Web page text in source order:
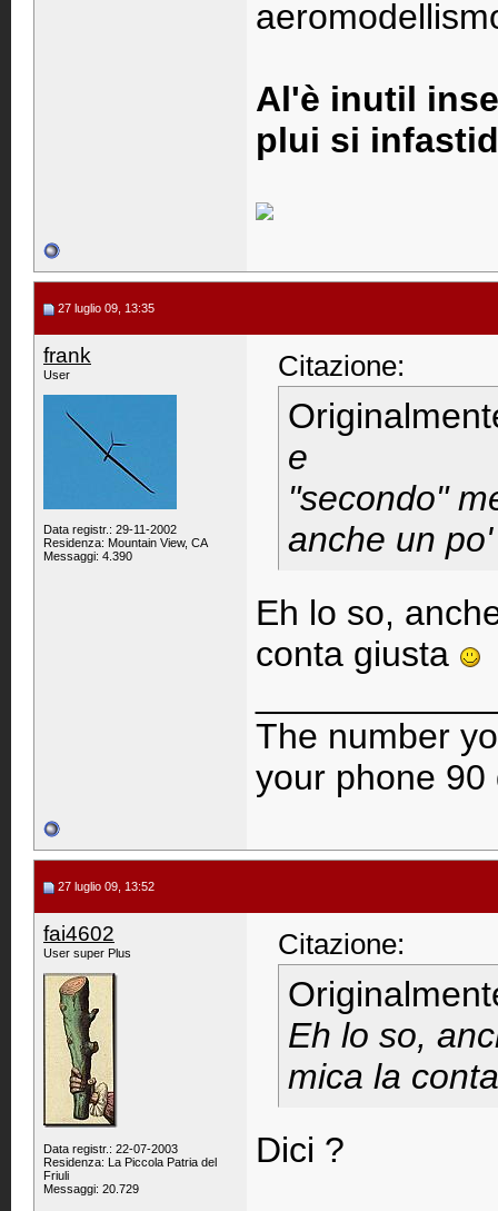
Al'è inutil
plui si
27 luglio 09, 13:35
frank
User
Data registr.: 29-11-2002
Residenza: Mountain View, CA
Messaggi: 4.390
Citazione:
e
"secondo"
anche un
Eh lo so,
conta giusta
The number
your phone
27 luglio 09, 13:52
fai4602
User super Plus
Data registr.: 22-07-2003
Residenza: La Piccola Patria del
Friuli
Messaggi: 20.729
Citazione:
Eh lo so,
mica la
Dici ?